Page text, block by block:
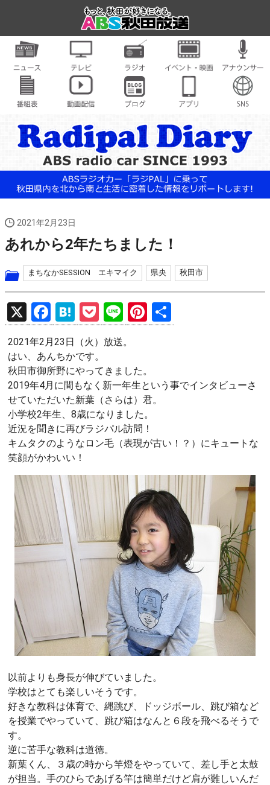
2021年2月23日
あれから2年たちました！
まちなかSESSION エキマイク 県央 秋田市
X
F
a
ce
b
o
o
k
H
at
e
n
a
P
o
ck
et
Li
n
e
Pi
nt
t
有
2021年2月23日（火）放送。
はい、あんちかです。
秋田市御所野にやってきました。
2019年4月に間もなく新一年生という事でインタビューさ
せていただいた新葉（さらは）君。
小学校2年生、8歳になりました。
近況を聞きに再びラジパル訪問！
キムタクのようなロン毛（表現が古い！？）にキュートな
笑顔がかわいい！
以前よりも身長が伸びていました。
学校はとても楽しいそうです。
好きな教科は体育で、縄跳び、ドッジボール、跳び箱など
を授業でやっていて、跳び箱はなんと６段を飛べるそうで
す。
逆に苦手な教科は道徳。
新葉くん、３歳の時から竿燈をやっていて、差し手と太鼓
が担当。手のひらであげる竿は簡単だけど肩が難しいんだ